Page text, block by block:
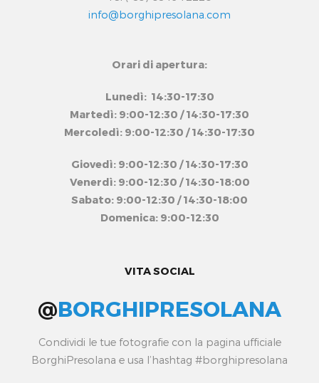
info@borghipresolana.com
Orari di apertura:
Lunedì: 14:30-17:30
Martedì: 9:00-12:30 / 14:30-17:30
Mercoledì: 9:00-12:30 / 14:30-17:30
Giovedì: 9:00-12:30 / 14:30-17:30
Venerdì: 9:00-12:30 / 14:30-18:00
Sabato: 9:00-12:30 / 14:30-18:00
Domenica: 9:00-12:30
VITA SOCIAL
@BORGHIPRESOLANA
Condividi le tue fotografie con la pagina ufficiale
BorghiPresolana e usa l’hashtag #borghipresolana